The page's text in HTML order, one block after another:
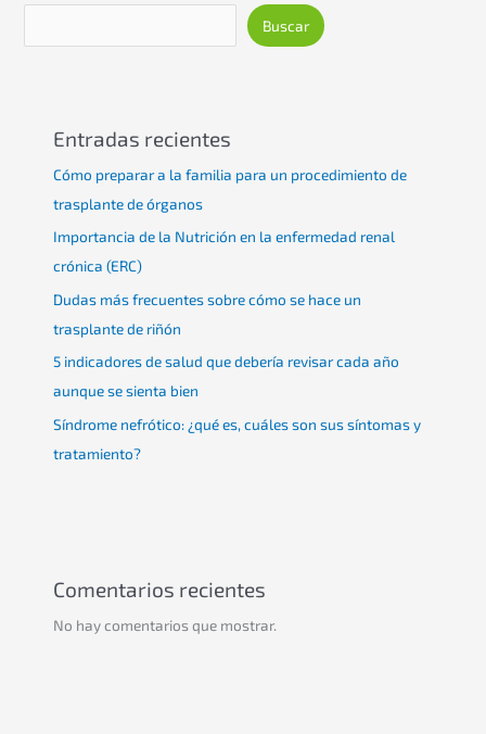
Buscar
Entradas recientes
Cómo preparar a la familia para un procedimiento de
trasplante de órganos
Importancia de la Nutrición en la enfermedad renal
crónica (ERC)
Dudas más frecuentes sobre cómo se hace un
trasplante de riñón
5 indicadores de salud que debería revisar cada año
aunque se sienta bien
Síndrome nefrótico: ¿qué es, cuáles son sus síntomas y
tratamiento?
Comentarios recientes
No hay comentarios que mostrar.